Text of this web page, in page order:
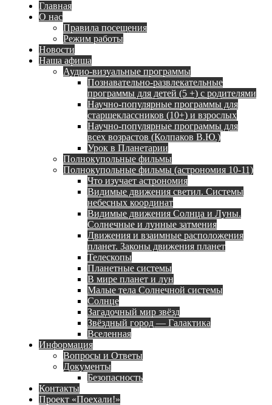
Главная
О нас
Правила посещения
Режим работы
Новости
Наша афиша
Аудио-визуальные программы
Познавательно-развлекательные
программы для детей (5 +) с родителями
Научно-популярные программы для
старшеклассников (10+) и взрослых
Научно-популярные программы для
всех возрастов (Колпаков В.Ю.)
Урок в Планетарии
Полнокупольные фильмы
Полнокупольные фильмы (астрономия 10-11)
Что изучает астрономия
Видимые движения светил. Системы
небесных координат
Видимые движения Солнца и Луны.
Солнечные и лунные затмения
Движения и взаимные расположения
планет. Законы движения планет
Телескопы
Планетные системы
В мире планет и лун
Малые тела Солнечной системы
Солнце
Загадочный мир звёзд
Звёздный город — Галактика
Вселенная
Информация
Вопросы и Ответы
Документы
Безопасность
Контакты
Проект «Поехали!»